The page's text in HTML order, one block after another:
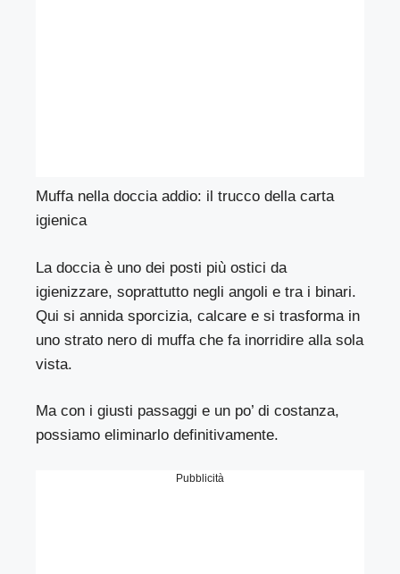
Muffa nella doccia addio: il trucco della carta
igienica
La doccia è uno dei posti più ostici da
igienizzare, soprattutto negli angoli e tra i binari.
Qui si annida sporcizia, calcare e si trasforma in
uno strato nero di muffa che fa inorridire alla sola
vista.
Ma con i giusti passaggi e un po’ di costanza,
possiamo eliminarlo definitivamente.
Pubblicità